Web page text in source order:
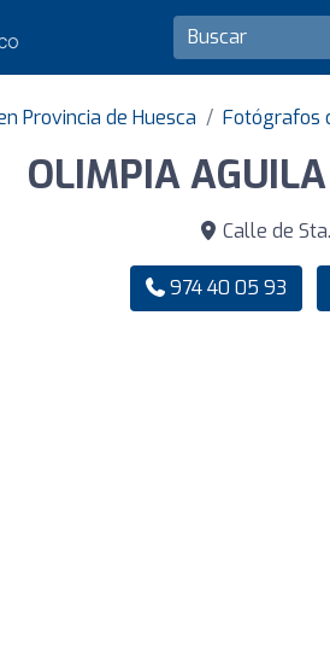
Provincia de Huesca Fotógrafos
OLIMPIA
Calle de
974 40 05 93